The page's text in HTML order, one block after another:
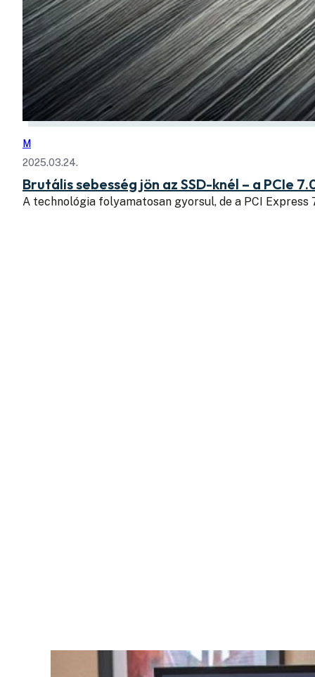
M
2025.03.24.
Brutális sebesség jön az SSD-knél – a PCIe
A technológia folyamatosan gyorsul, de a PCI Express